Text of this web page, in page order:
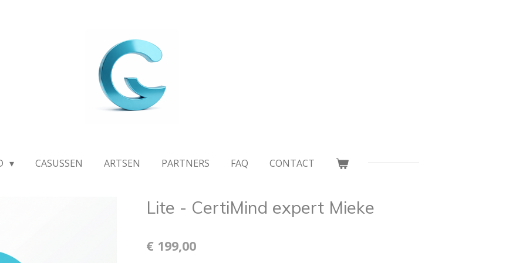
CASUSSEN ARTSEN PARTNERS FAQ CONTACT
Lite - CertiMind expert Mieke
€ 199,00